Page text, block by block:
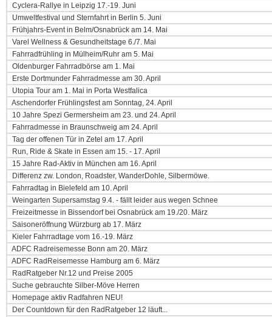
Cyclera-Rallye in Leipzig 17.-19. Juni
Umweltfestival und Sternfahrt in Berlin 5. Juni
Frühjahrs-Event in Belm/Osnabrück am 14. Mai
Varel Wellness & Gesundheitstage 6./7. Mai
Fahrradfrühling in Mülheim/Ruhr am 5. Mai
Oldenburger Fahrradbörse am 1. Mai
Erste Dortmunder Fahrradmesse am 30. April
Utopia Tour am 1. Mai in Porta Westfalica
Aschendorfer Frühlingsfest am Sonntag, 24. April
10 Jahre Spezi Germersheim am 23. und 24. April
Fahrradmesse in Braunschweig am 24. April
Tag der offenen Tür in Zetel am 17. April
Run, Ride & Skate in Essen am 15. - 17. April
15 Jahre Rad-Aktiv in München am 16. April
Differenz zw. London, Roadster, WanderDohle, Silbermöwe.
Fahrradtag in Bielefeld am 10. April
Weingarten Supersamstag 9.4. - fällt leider aus wegen Schnee
Freizeitmesse in Bissendorf bei Osnabrück am 19./20. März
Saisoneröffnung Würzburg ab 17. März
Kieler Fahrradtage vom 16.-19. März
ADFC Radreisemesse Bonn am 20. März
ADFC RadReisemesse Hamburg am 6. März
RadRatgeber Nr.12 und Preise 2005
Suche gebrauchte Silber-Möve Herren
Homepage aktiv Radfahren NEU!
Der Countdown für den RadRatgeber 12 läuft...